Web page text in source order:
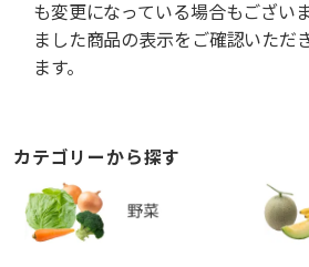
も変更になっている場合もござい
ました商品の表示をご確認いただ
ます。
カテゴリーから探す